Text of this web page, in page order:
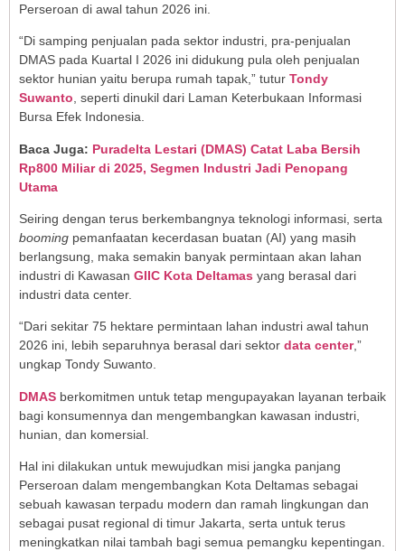
Perseroan di awal tahun 2026 ini.
“Di samping penjualan pada sektor industri, pra-penjualan
DMAS pada Kuartal I 2026 ini didukung pula oleh penjualan
sektor hunian yaitu berupa rumah tapak,” tutur Tondy
Suwanto, seperti dinukil dari Laman Keterbukaan Informasi
Bursa Efek Indonesia.
Baca Juga: Puradelta Lestari (DMAS) Catat Laba Bersih
Rp800 Miliar di 2025, Segmen Industri Jadi Penopang
Utama
Seiring dengan terus berkembangnya teknologi informasi, serta
booming pemanfaatan kecerdasan buatan (AI) yang masih
berlangsung, maka semakin banyak permintaan akan lahan
industri di Kawasan GIIC Kota Deltamas yang berasal dari
industri data center.
“Dari sekitar 75 hektare permintaan lahan industri awal tahun
2026 ini, lebih separuhnya berasal dari sektor data center,”
ungkap Tondy Suwanto.
DMAS berkomitmen untuk tetap mengupayakan layanan terbaik
bagi konsumennya dan mengembangkan kawasan industri,
hunian, dan komersial.
Hal ini dilakukan untuk mewujudkan misi jangka panjang
Perseroan dalam mengembangkan Kota Deltamas sebagai
sebuah kawasan terpadu modern dan ramah lingkungan dan
sebagai pusat regional di timur Jakarta, serta untuk terus
meningkatkan nilai tambah bagi semua pemangku kepentingan.